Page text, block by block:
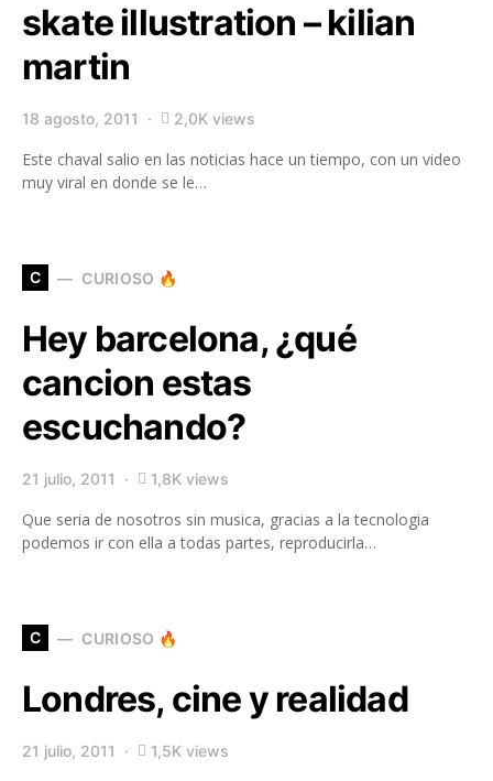
skate illustration – kilian
martin
18 agosto, 2011 2,0K views
Este chaval salio en las noticias hace un tiempo, con un video
muy viral en donde se le…
C CURIOSO 🔥
Hey barcelona, ¿qué
cancion estas
escuchando?
21 julio, 2011 1,8K views
Que seria de nosotros sin musica, gracias a la tecnologia
podemos ir con ella a todas partes, reproducirla…
C CURIOSO 🔥
Londres, cine y realidad
21 julio, 2011 1,5K views